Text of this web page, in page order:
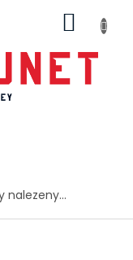
KOŠÍK
nalezeny...